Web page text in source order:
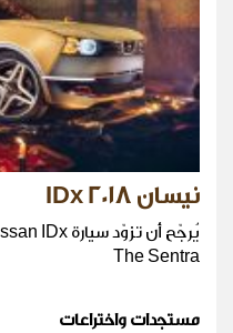
نيسان IDx 2018
The Sentra
مستجدات واختراعات